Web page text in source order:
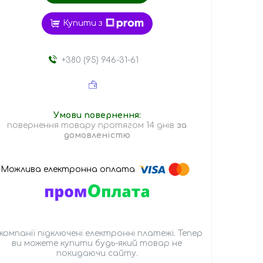
Купити з
+380 (95) 946-31-61
повернення товару протягом 14 днів за
домовленістю
підключені електронні платежі. Тепер
ви можете купити будь-який товар не
покидаючи сайту.